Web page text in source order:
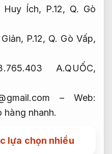
Ích, P.12, Q. Gò
P.12, Q. Gò Vấp,
A.QUỐC,
– Web:
hàng nhanh.
lựa chọn nhiều